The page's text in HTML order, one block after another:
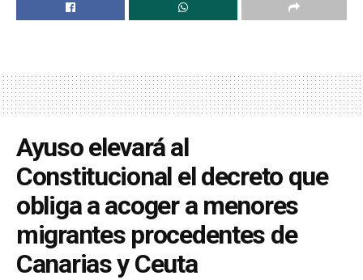
Ayuso elevará al
Constitucional el decreto que
obliga a acoger a menores
migrantes procedentes de
Canarias y Ceuta